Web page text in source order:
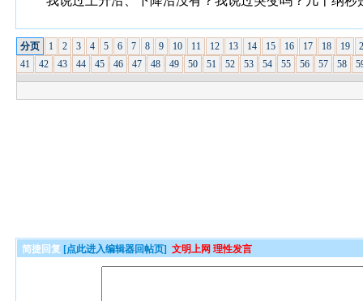
分页 1 2 3 4 5 6 7 8 9 10 11 12 13 14 15 16 17 18 19
41
42 43 44 45 46 47 48 49 50 51 52 53 54 55 56 57 58
简捷回复 [点此进入编辑器回帖页] 文明上网 理性发言